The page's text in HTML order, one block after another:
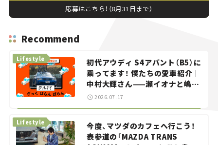
応募はこちら！（8月31日まで）
Recommend
初代アウディ S4アバント（B5）に
乗ってます！ 僕たちの愛車紹介｜
中村大輝さん——瀬イオナと嶋田
智之の「クルマでざっくばらんば
Lifestyle
2026.07.17
今度、マツダのカフェへ行こう！
表参道の「MAZDA TRANS
Lifestyle